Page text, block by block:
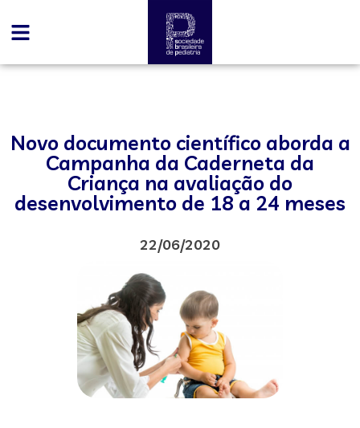
Novo documento científico aborda a
Campanha da Caderneta da
Criança na avaliação do
desenvolvimento de 18 a 24 meses
22/06/2020